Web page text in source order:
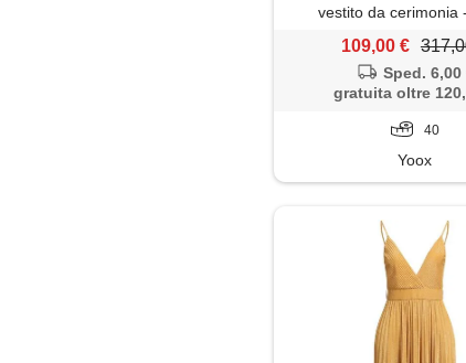
vestito da cerimonia
109,00 €
Sped. 6,00
gratuita oltre
40
Yoox